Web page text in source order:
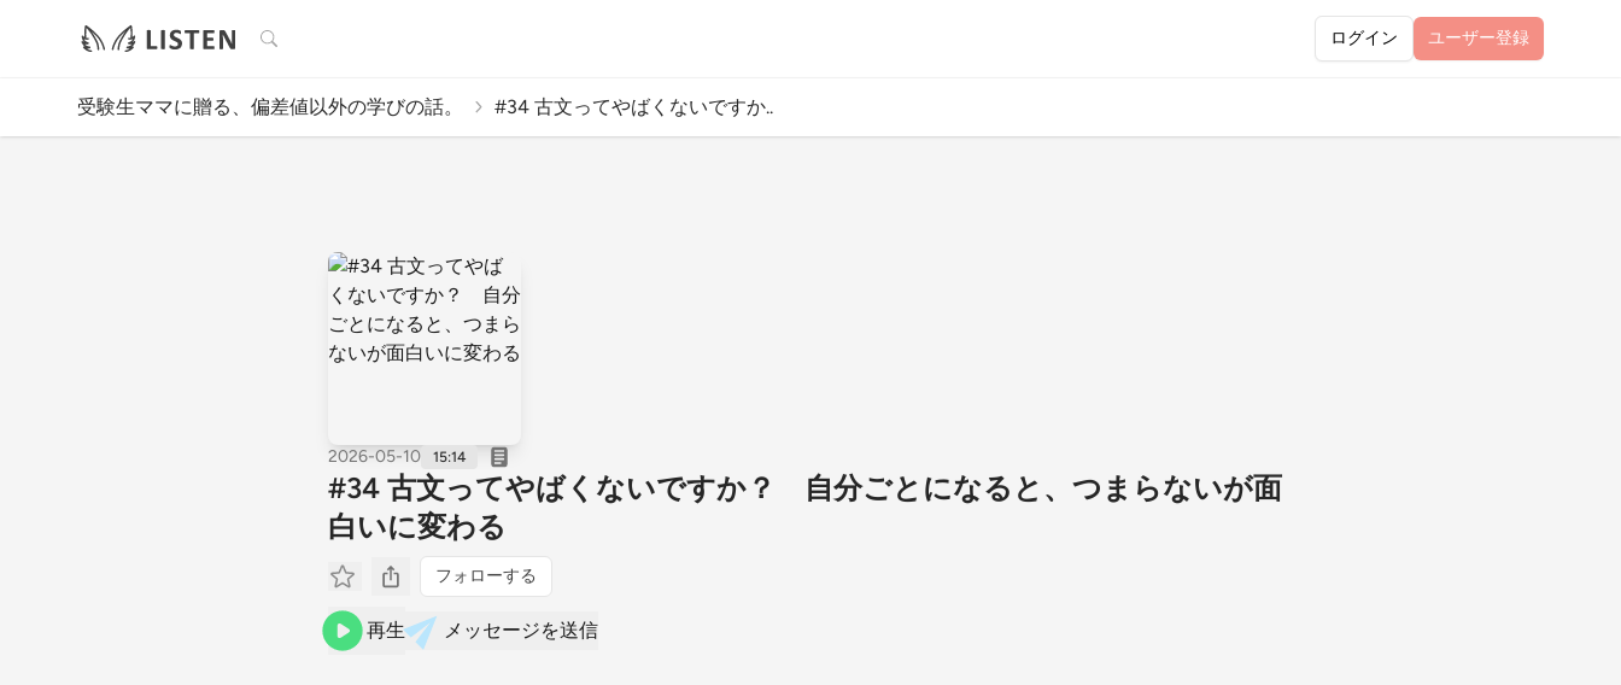
検索 ログイン ユーザー登録
受験生ママに贈る、偏差値以外の学びの話。 #34 古文ってやばくないですか..
2026-05-10 15:14
#34 古文ってやばくないですか？ 自分ごとになると、つまらないが面
白いに変わる
フォローする
再生 メッセージを送信